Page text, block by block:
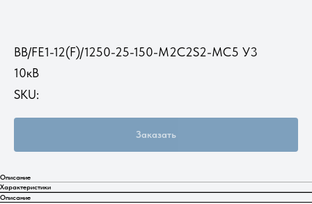
ВВ/FE1-12(F)/1250-25-150-M2C2S2-MC5 У3
10кВ
SKU:
Заказать
Описание
Характеристики
Описание